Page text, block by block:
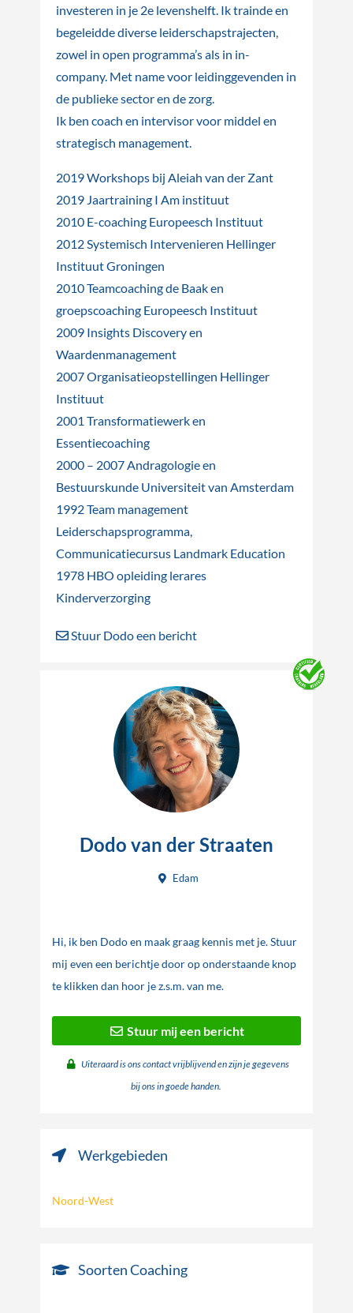
investeren in je 2e levenshelft. Ik trainde en
begeleidde diverse leiderschapstrajecten,
zowel in open programma’s als in in-
company. Met name voor leidinggevenden in
de publieke sector en de zorg.
Ik ben coach en intervisor voor middel en
strategisch management.
2019 Workshops bij Aleiah van der Zant
2019 Jaartraining I Am instituut
2010 E-coaching Europeesch Instituut
2012 Systemisch Intervenieren Hellinger
Instituut Groningen
2010 Teamcoaching de Baak en
groepscoaching Europeesch Instituut
2009 Insights Discovery en
Waardenmanagement
2007 Organisatieopstellingen Hellinger
Instituut
2001 Transformatiewerk en
Essentiecoaching
2000 – 2007 Andragologie en
Bestuurskunde Universiteit van Amsterdam
1992 Team management
Leiderschapsprogramma,
Communicatiecursus Landmark Education
1978 HBO opleiding lerares
Kinderverzorging
Stuur Dodo een bericht
Dodo van der Straaten
Edam
Hi, ik ben Dodo en maak graag kennis met je. Stuur
mij even een berichtje door op onderstaande knop
te klikken dan hoor je z.s.m. van me.
Stuur mij een bericht
Uiteraard is ons contact vrijblijvend en zijn je gegevens
bij ons in goede handen.
Werkgebieden
Noord-West
Soorten Coaching